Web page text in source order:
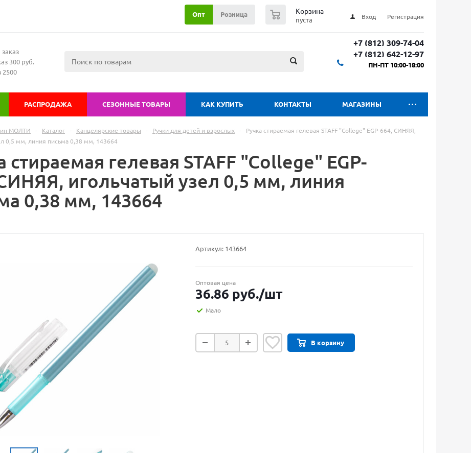
Вход Регистрация
Корзина
пуста
Опт Розница
300 руб.
2500
+7 (812) 309-74-04
+7 (812) 642-12-97
ПН-ПТ 10:00-18:00
РАСПРОДАЖА СЕЗОННЫЕ ТОВАРЫ КАК КУПИТЬ КОНТАКТЫ МАГАЗИНЫ
МОЛТИ - Каталог - Канцелярские товары - Ручки для детей и взрослых -
Ручка стираемая гелевая STAFF "College" EGP-664, СИНЯЯ,
0,5 мм, линия письма 0,38 мм, 143664
стираемая гелевая STAFF "College" EGP-
игольчатый узел 0,5 мм, линия
0,38 мм, 143664
Артикул: 143664
Оптовая цена
36.86 руб./шт
Мало
В корзину